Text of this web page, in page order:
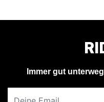
Immer gut